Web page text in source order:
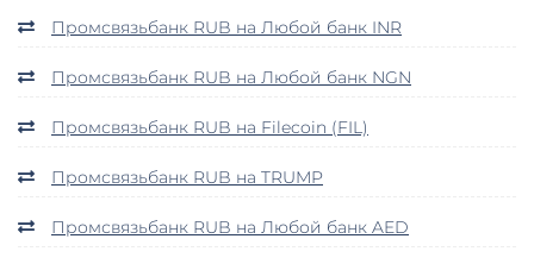
Промсвязьбанк RUB на Любой банк INR
Промсвязьбанк RUB на Любой банк NGN
Промсвязьбанк RUB на Filecoin (FIL)
Промсвязьбанк RUB на TRUMP
Промсвязьбанк RUB на Любой банк AED